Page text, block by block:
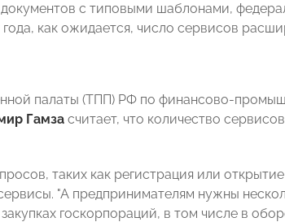
с типовыми шаблонами,
как ожидается, число сервисов
палаты (ТПП) РФ по финансово-
Гамза считает, что количество
таких как регистрация или
"А предпринимателям нужны
госкорпораций, в том числе в